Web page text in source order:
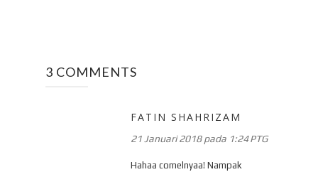
3 COMMENTS
FATIN SHAHRIZAM
21 Januari 2018 pada 1:24 PTG
Hahaa comelnyaa! Nampak